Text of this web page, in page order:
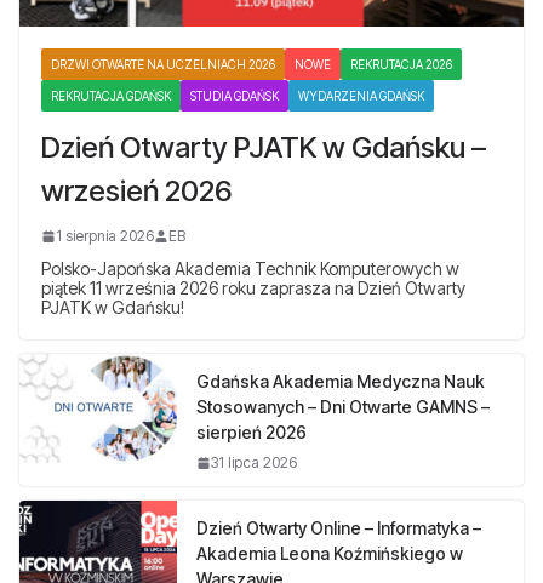
DRZWI OTWARTE NA UCZELNIACH 2026 NOWE REKRUTACJA 2026
REKRUTACJA GDAŃSK STUDIA GDAŃSK WYDARZENIA GDAŃSK
Dzień Otwarty PJATK w Gdańsku –
wrzesień 2026
1 sierpnia 2026 EB
Polsko-Japońska Akademia Technik Komputerowych w
piątek 11 września 2026 roku zaprasza na Dzień Otwarty
PJATK w Gdańsku!
Gdańska Akademia Medyczna Nauk
Stosowanych – Dni Otwarte GAMNS –
sierpień 2026
31 lipca 2026
Dzień Otwarty Online – Informatyka –
Akademia Leona Koźmińskiego w
Warszawie